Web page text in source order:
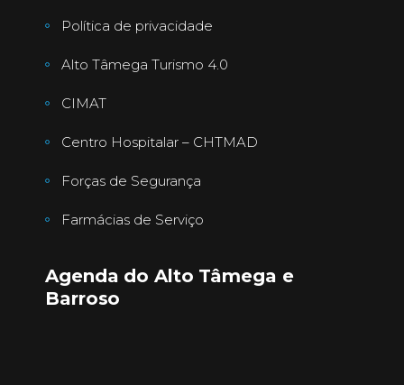
Política de privacidade
Alto Tâmega Turismo 4.0
CIMAT
Centro Hospitalar – CHTMAD
Forças de Segurança
Farmácias de Serviço
Agenda do Alto Tâmega e
Barroso